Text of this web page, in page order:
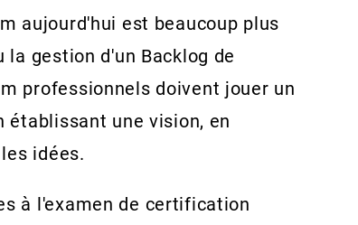
aujourd'hui est beaucoup plus
la gestion d'un Backlog de
professionnels doivent jouer un
établissant une vision, en
idées.
à l'examen de certification